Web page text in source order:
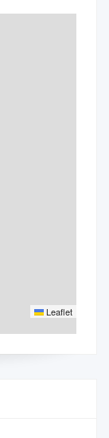
Leaflet